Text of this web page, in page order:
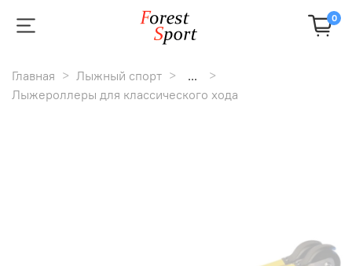
0
Главная Лыжный спорт
...
Лыжероллеры для классического хода